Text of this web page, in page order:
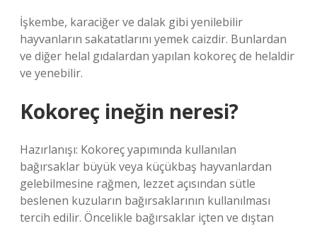
İşkembe, karaciğer ve dalak gibi yenilebilir
hayvanların sakatatlarını yemek caizdir. Bunlardan
ve diğer helal gıdalardan yapılan kokoreç de helaldir
ve yenebilir.
Kokoreç ineğin neresi?
Hazırlanışı: Kokoreç yapımında kullanılan
bağırsaklar büyük veya küçükbaş hayvanlardan
gelebilmesine rağmen, lezzet açısından sütle
beslenen kuzuların bağırsaklarının kullanılması
tercih edilir. Öncelikle bağırsaklar içten ve dıştan